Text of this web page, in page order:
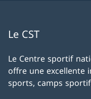
Le CST
Le Centre sportif
offre une excellente
sports, camps